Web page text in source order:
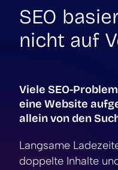
SEO
nicht auf
Viele SEO-
eine Website
allein von den
Langsame
doppelte Inhalte